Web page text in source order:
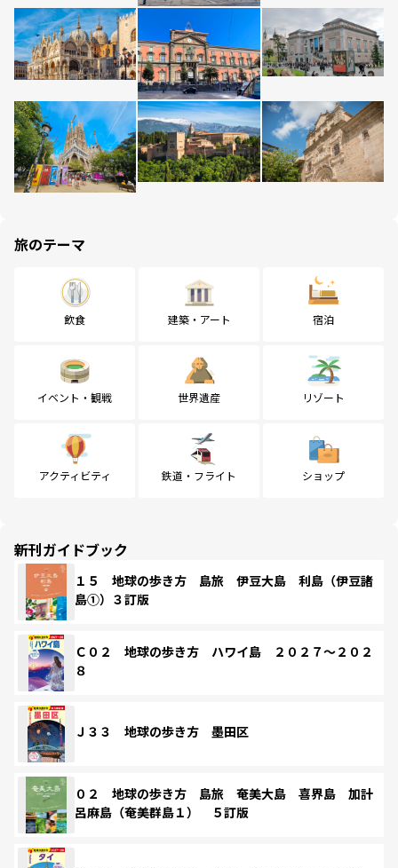
旅のテーマ
飲食 建築・アート 宿泊
イベント・観戦 世界遺産 リゾート
アクティビティ 鉄道・フライト ショップ
新刊ガイドブック
１５ 地球の歩き方 島旅 伊豆大島 利島（伊豆諸
島①）３訂版
Ｃ０２ 地球の歩き方 ハワイ島 ２０２７～２０２
８
Ｊ３３ 地球の歩き方 墨田区
０２ 地球の歩き方 島旅 奄美大島 喜界島 加計
呂麻島（奄美群島１） ５訂版